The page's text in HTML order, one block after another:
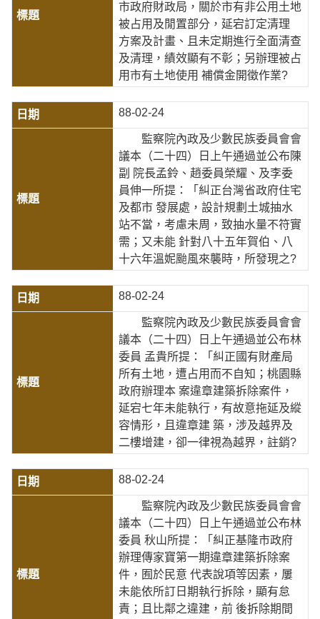
市政府財政局，關於市有非公用土地
被占用及閒置部分，延宕訂定清理
方案及計畫、且未定期進行全面清查
及清理，績效顯有不彰；另辦理被占
用市有土地使用 補償金開徵作業?
88-02-24
監察院內政及少數民族委員會會
議本（二十四）日上午通過並公布陳
副 院長孟鈴、趙委員榮耀、及李委
員伸一所提：「糾正台灣省政府住宅
及都市 發展處，設計規劃土城抽水
站不當，考慮未周，致抽水量不符實
需；又未能 針對八十五年賀伯、八
十六年溫妮颱風來襲時，所發現之?
88-02-24
監察院內政及少數民族委員會會
議本（二十四）日上午通過並公布林
委員 孟貴所提：「糾正國有財產局
所有土地，遭占用而不自知；桃園縣
政府辦理本 案違章建築拆除案件，
延宕七年未能執行，有故意拖延及縱
容情形，且違章建 築，涉及越界及
二樓增建，卻一律視為越界，註銷?
88-02-24
監察院內政及少數民族委員會會
議本（二十四）日上午通過並公布林
委員 秋山所提：「糾正基隆市政府
辦理傳家寶第一期違章建築拆除案
件，囿於民意 代表說項等因素，屢
未能依所訂日期執行拆除，顯有怠
責；且比鄰之違建，前 後拆除期間